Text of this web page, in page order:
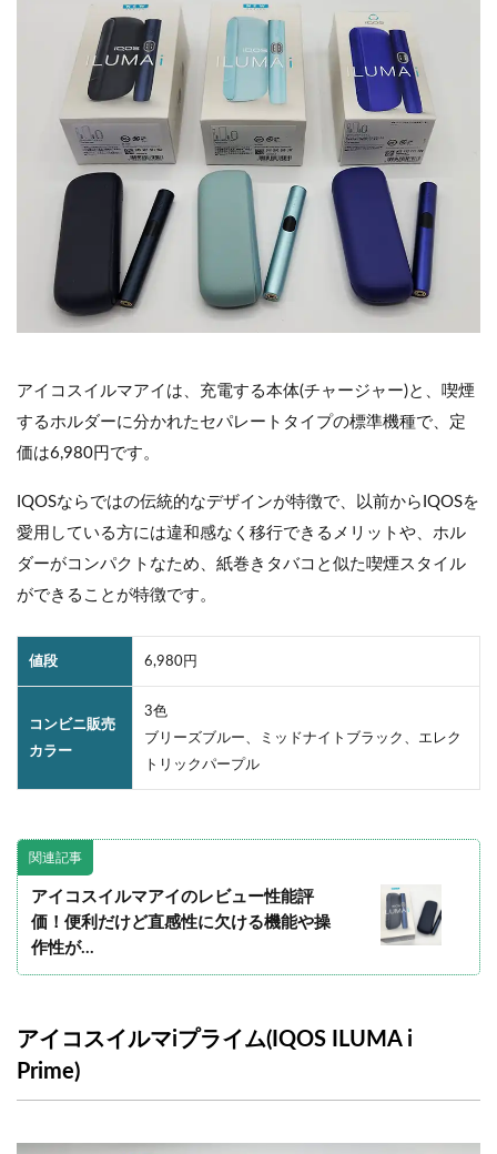
アイコスイルマアイは、充電する本体(チャージャー)と、喫煙
するホルダーに分かれたセパレートタイプの標準機種で、定
価は6,980円です。
IQOSならではの伝統的なデザインが特徴で、以前からIQOSを
愛用している方には違和感なく移行できるメリットや、ホル
ダーがコンパクトなため、紙巻きタバコと似た喫煙スタイル
ができることが特徴です。
値段 6,980円
コンビニ販売
カラー
3色
ブリーズブルー、ミッドナイトブラック、エレク
トリックパープル
関連記事
アイコスイルマアイのレビュー性能評
価！便利だけど直感性に欠ける機能や操
作性が…
アイコスイルマiプライム(IQOS ILUMA i
Prime)